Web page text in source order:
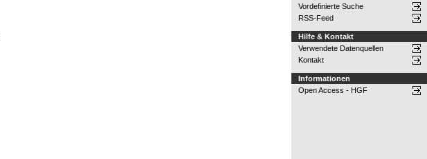
Vordefinierte Suche
RSS-Feed
Hilfe & Kontakt
Verwendete Datenquellen
Kontakt
Informationen
Open Access - HGF